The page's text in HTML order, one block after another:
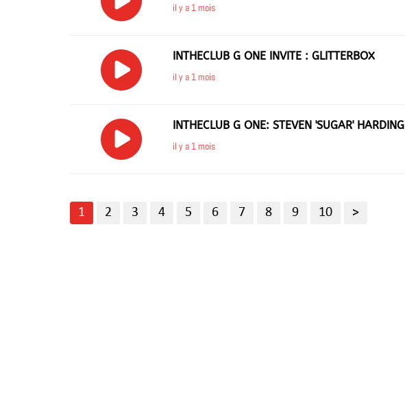
il y a 1 mois
INTHECLUB G ONE INVITE : GLITTERBOX
il y a 1 mois
INTHECLUB G ONE: STEVEN 'SUGAR' HARDING
il y a 1 mois
1 2 3 4 5 6 7 8 9 10 >